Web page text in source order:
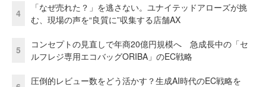
4
「なぜ売れた？」を逃さない。ユナイテッドアローズが挑
む、現場の声を“良質に”収集する店舗AX
5
コンセプトの見直しで年商20億円規模へ 急成長中の「セ
ルフレジ専用エコバッグORIBA」のEC戦略
圧倒的レビュー数をどう活かす？生成AI時代のEC戦略を